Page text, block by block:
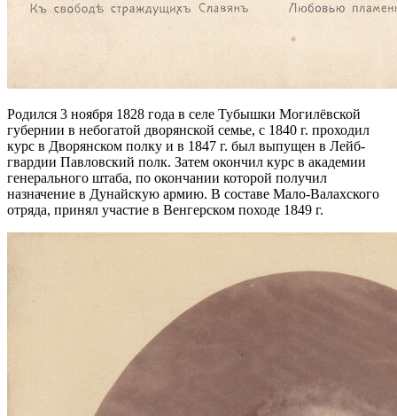
Родился 3 ноября 1828 года в селе Тубышки Могилёвской
губернии в небогатой дворянской семье, с 1840 г. проходил
курс в Дворянском полку и в 1847 г. был выпущен в Лейб-
гвардии Павловский полк. Затем окончил курс в академии
генерального штаба, по окончании которой получил
назначение в Дунайскую армию. В составе Мало-Валахского
отряда, принял участие в Венгерском походе 1849 г.